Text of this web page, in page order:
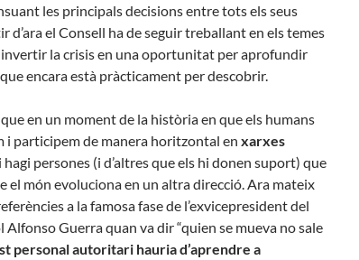
les principals decisions entre tots els seus
d’ara el Consell ha de seguir treballant en els temes
la crisis en una oportunitat per aprofundir
encara està pràcticament per descobrir.
en un moment de la història en que els humans
i participem de manera horitzontal en xarxes
hagi persones (i d’altres que els hi donen suport) que
el món evoluciona en un altra direcció. Ara mateix
a la famosa fase de l’exvicepresident del
Alfonso Guerra quan va dir “quien se mueva no sale
personal autoritari hauria d’aprendre a